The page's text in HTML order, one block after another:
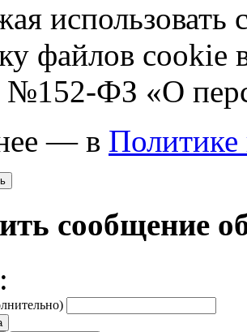
использовать
файлов cookie
№152-ФЗ «О
— в Политике
сообщение